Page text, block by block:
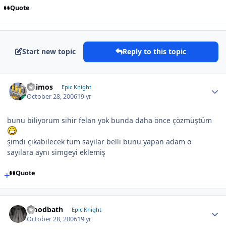
Quote
Start new topic Reply to this topic
Deimos Epic Knight
October 28, 200619 yr
bunu biliyorum sihir felan yok bunda daha önce çözmüştüm
şimdi çıkabilecek tüm sayılar belli bunu yapan adam o
sayılara aynı simgeyi eklemiş
Quote
bloodbath Epic Knight
October 28, 200619 yr